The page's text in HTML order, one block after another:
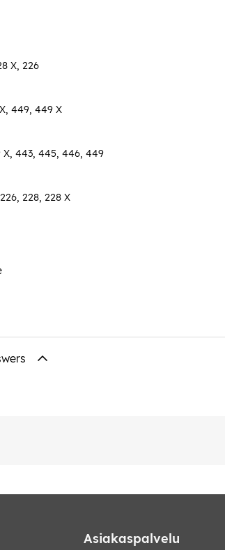
X, 226
449, 449 X
X, 443, 445, 446, 449
228, 228 X
Asiakaspalvelu